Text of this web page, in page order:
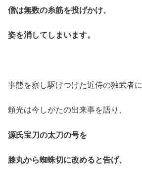
僧は無数の糸筋を投げかけ、
姿を消してしまいます。
事態を察し駆けつけた近侍の独武者に
頼光は今しがたの出来事を語り、
源氏宝刀の太刀の号を
膝丸から蜘蛛切に改めると告げ、